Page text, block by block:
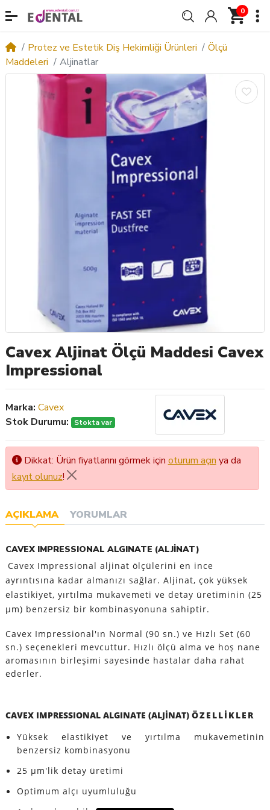
0
Protez ve Estetik Diş Hekimliği Ürünleri
Ölçü
Maddeleri
Aljinatlar
Cavex Aljinat Ölçü Maddesi Cavex
Impressional
Marka: Cavex
Stok Durumu:
Stokta var
Dikkat: Ürün fiyatlarını görmek için oturum açın ya da
kayıt olunuz!
AÇIKLAMA YORUMLAR
CAVEX IMPRESSIONAL ALGINATE (ALJİNAT)
Cavex Impressional aljinat ölçülerini en ince
ayrıntısına kadar almanızı sağlar. Aljinat, çok yüksek
elastikiyet, yırtılma mukavemeti ve detay üretiminin (25
μm) benzersiz bir kombinasyonuna sahiptir.
Cavex Impressional'ın Normal (90 sn.) ve Hızlı Set (60
sn.) seçenekleri mevcuttur. Hızlı ölçü alma ve hoş nane
aromasının birleşimi sayesinde hastalar daha rahat
ederler.
CAVEX IMPRESSIONAL ALGINATE (ALJİNAT) ÖZELLIKLER
Yüksek elastikiyet ve yırtılma mukavemetinin
benzersiz kombinasyonu
25 µm'lik detay üretimi
Optimum alçı uyumluluğu